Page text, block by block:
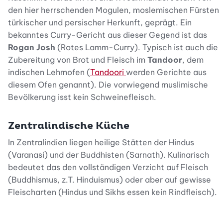
den hier herrschenden Mogulen, moslemischen Fürsten
türkischer und persischer Herkunft, geprägt. Ein
bekanntes Curry-Gericht aus dieser Gegend ist das
Rogan Josh (Rotes Lamm-Curry). Typisch ist auch die
Zubereitung von Brot und Fleisch im Tandoor, dem
indischen Lehmofen (Tandoori werden Gerichte aus
diesem Ofen genannt). Die vorwiegend muslimische
Bevölkerung isst kein Schweinefleisch.
Zentralindische Küche
In Zentralindien liegen heilige Stätten der Hindus
(Varanasi) und der Buddhisten (Sarnath). Kulinarisch
bedeutet das den vollständigen Verzicht auf Fleisch
(Buddhismus, z.T. Hinduismus) oder aber auf gewisse
Fleischarten (Hindus und Sikhs essen kein Rindfleisch).